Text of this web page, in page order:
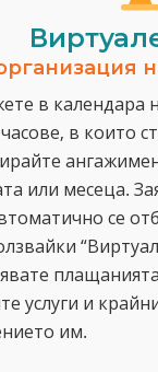
в календара
в които
или месеца.
се
услуги и
им.